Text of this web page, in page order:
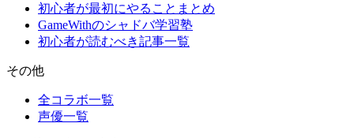
初心者が最初にやることまとめ
GameWithのシャドバ学習塾
初心者が読むべき記事一覧
その他
全コラボ一覧
声優一覧